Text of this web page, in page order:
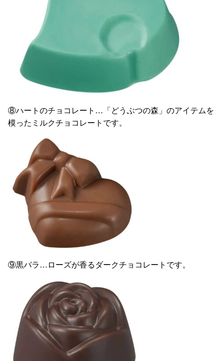
⑧ハートのチョコレート…「どうぶつの森」のアイテムを
模ったミルクチョコレートです。
⑨黒バラ…ローズが香るダークチョコレートです。